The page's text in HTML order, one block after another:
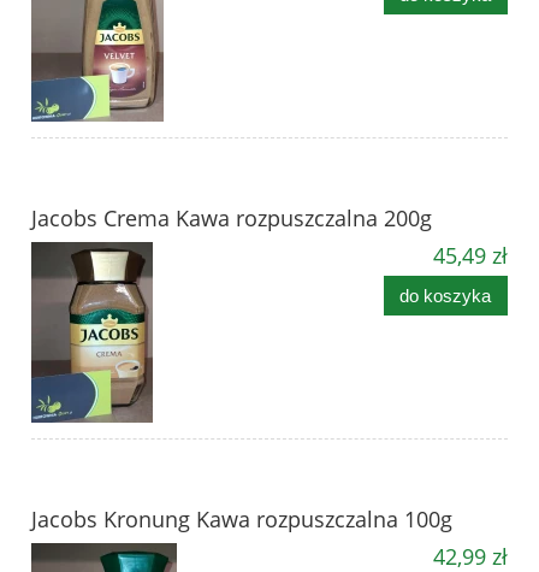
Jacobs Crema Kawa rozpuszczalna 200g
45,49 zł
do koszyka
Jacobs Kronung Kawa rozpuszczalna 100g
42,99 zł